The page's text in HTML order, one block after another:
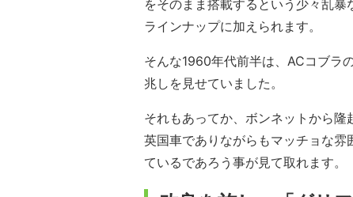
をそのまま搭載するという少々乱
ラインナップに加えられます。
そんな1960年代前半は、ACコブラ
兆しを見せていました。
それもあってか、ボンネットから隆
英国車でありながらもマッチョな
ているであろう事が見て取れます。